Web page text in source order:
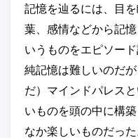
記憶を辿るには、目
葉、感情などから記
いうものをエピソー
純記憶は難しいのだ
だ）マインドパレス
いものを頭の中に構
なか楽しいものだっ